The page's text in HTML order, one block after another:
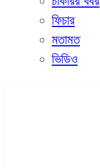
ফিচার
মতামত
ভিডিও